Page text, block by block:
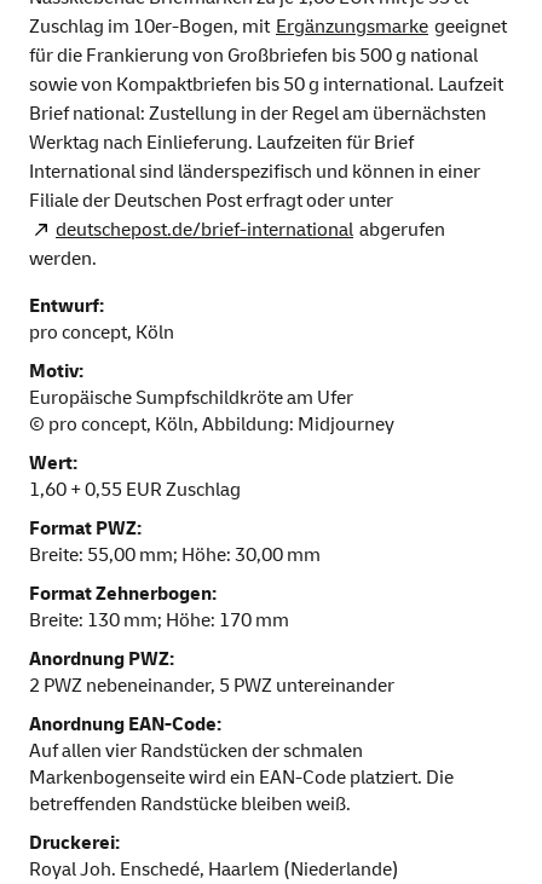
Zuschlag im 10er-Bogen, mit Ergänzungsmarke geeignet
für die Frankierung von Großbriefen bis 500 g national
sowie von Kompaktbriefen bis 50 g international. Laufzeit
Brief national: Zustellung in der Regel am übernächsten
Werktag nach Einlieferung. Laufzeiten für Brief
International sind länderspezifisch und können in einer
Filiale der Deutschen Post erfragt oder unter
deutschepost.de/brief-international abgerufen
werden.
Entwurf:
pro concept, Köln
Motiv:
Europäische Sumpfschildkröte am Ufer
© pro concept, Köln, Abbildung: Midjourney
Wert:
1,60 + 0,55 EUR Zuschlag
Format PWZ:
Breite: 55,00 mm; Höhe: 30,00 mm
Format Zehnerbogen:
Breite: 130 mm; Höhe: 170 mm
Anordnung PWZ:
2 PWZ nebeneinander, 5 PWZ untereinander
Anordnung EAN-Code:
Auf allen vier Randstücken der schmalen
Markenbogenseite wird ein EAN-Code platziert. Die
betreffenden Randstücke bleiben weiß.
Druckerei:
Royal Joh. Enschedé, Haarlem (Niederlande)